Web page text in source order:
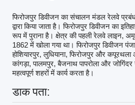
फिरोजपुर डिवीजन का संचालन मंडल रेलवे
द्वारा किया जाता है। फिरोजपुर डिवीजन का
रूप में पुराना है। क्षेत्र की पहली रेलवे लाइन,
1862 में खोला गया था। फिरोजपुर डिवीजन
होशियारपुर, लुधियाना, फिरोजपुर और
कांगड़ा, पालमपुर, बैजनाथ पापरोला और
महत्वपूर्ण शहरों में कार्य करता है।
डाक पता: